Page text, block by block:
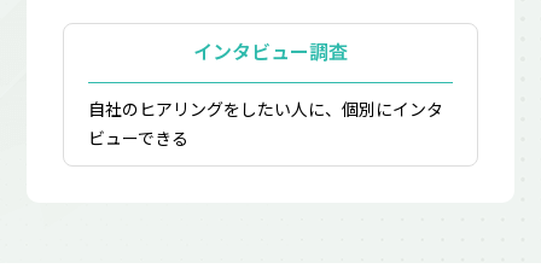
インタビュー調査
自社のヒアリングをしたい人に、個別にインタ
ビューできる